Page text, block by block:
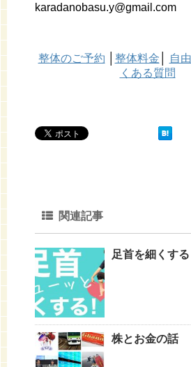
karadanobasu.y@gmail.com
整体のご予約 整体料金 自
くある質問
関連記事
足首を細くする
株とお金の話